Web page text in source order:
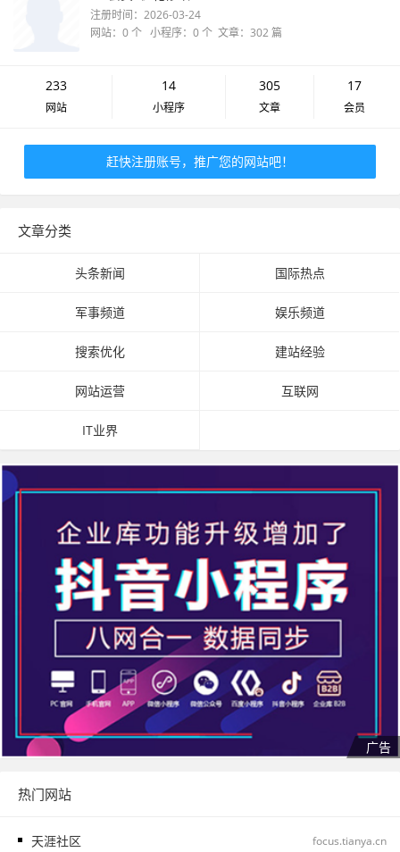
注册时间：2026-03-24
网站：0 个 小程序：0 个 文章：302 篇
233
网站
14
小程序
305
文章
17
会员
赶快注册账号，推广您的网站吧！
文章分类
头条新闻 国际热点
军事频道 娱乐频道
搜索优化 建站经验
网站运营 互联网
IT业界
热门网站
天涯社区 focus.tianya.cn